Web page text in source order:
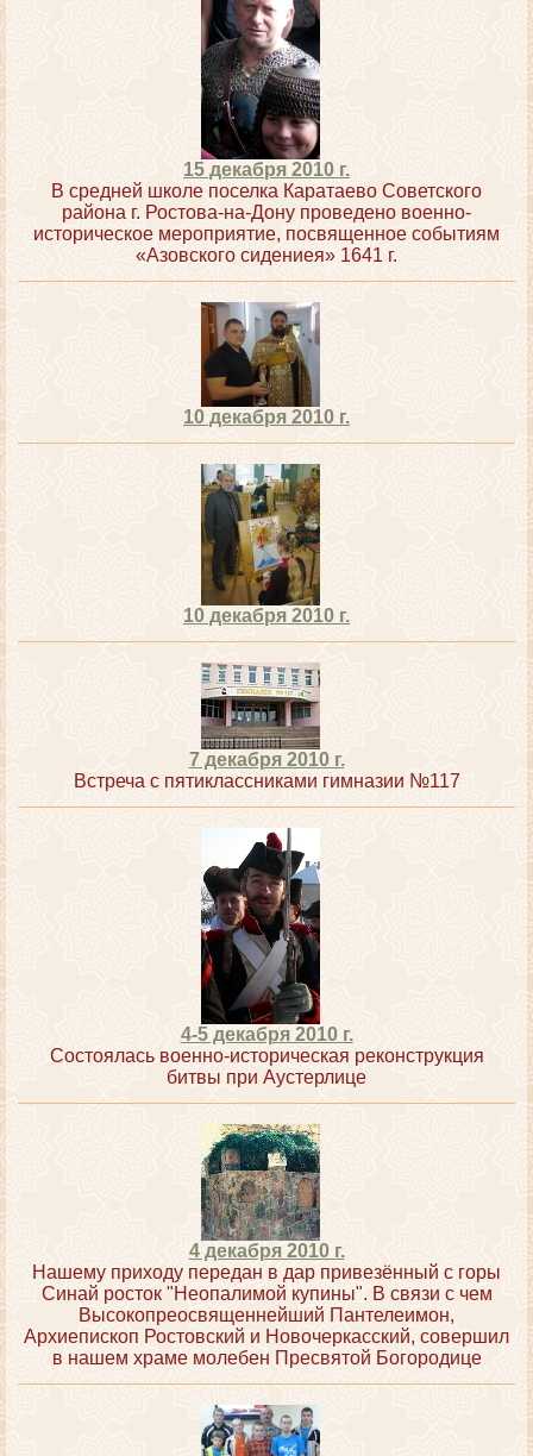
15 декабря 2010 г.
В средней школе поселка Каратаево Советского
района г. Ростова-на-Дону проведено военно-
историческое мероприятие, посвященное событиям
«Азовского сидениея» 1641 г.
10 декабря 2010 г.
10 декабря 2010 г.
7 декабря 2010 г.
Встреча с пятиклассниками гимназии №117
4-5 декабря 2010 г.
Состоялась военно-историческая реконструкция
битвы при Аустерлице
4 декабря 2010 г.
Нашему приходу передан в дар привезённый с горы
Синай росток "Неопалимой купины". В связи с чем
Высокопреосвященнейший Пантелеимон,
Архиепископ Ростовский и Новочеркасский, совершил
в нашем храме молебен Пресвятой Богородице